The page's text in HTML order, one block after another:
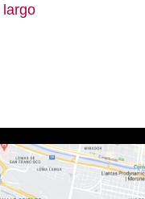
largo